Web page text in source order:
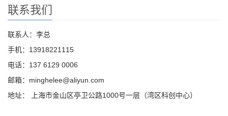
联系我们
联系人：李总
手机：13918221115
电话：137 6129 0006
邮箱：minghelee@aliyun.com
地址： 上海市金山区亭卫公路1000号一层（湾区科创中心）